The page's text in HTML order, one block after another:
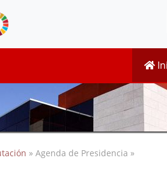
» Agenda de Presidencia »